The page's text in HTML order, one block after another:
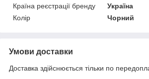
Країна реєстрації бренду
Україна
Колір
Чорний
Умови доставки
Доставка здійснюється тільки по